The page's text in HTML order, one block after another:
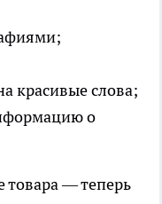
красивые слова;
о
товара — теперь